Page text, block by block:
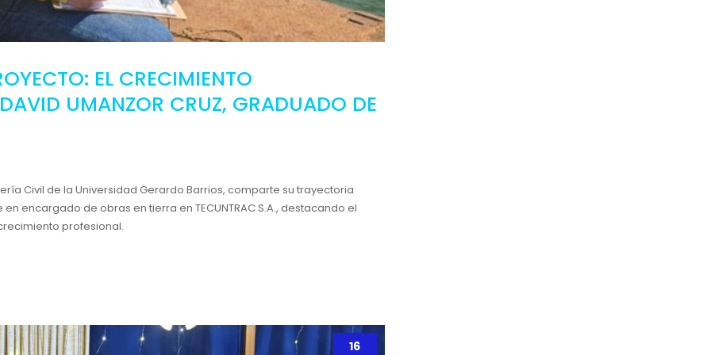
EL CRECIMIENTO
UMANZOR CRUZ, GRADUADO DE
Civil de la Universidad Gerardo Barrios, comparte su trayectoria
encargado de obras en tierra en TECUNTRAC S.A., destacando el
profesional.
16